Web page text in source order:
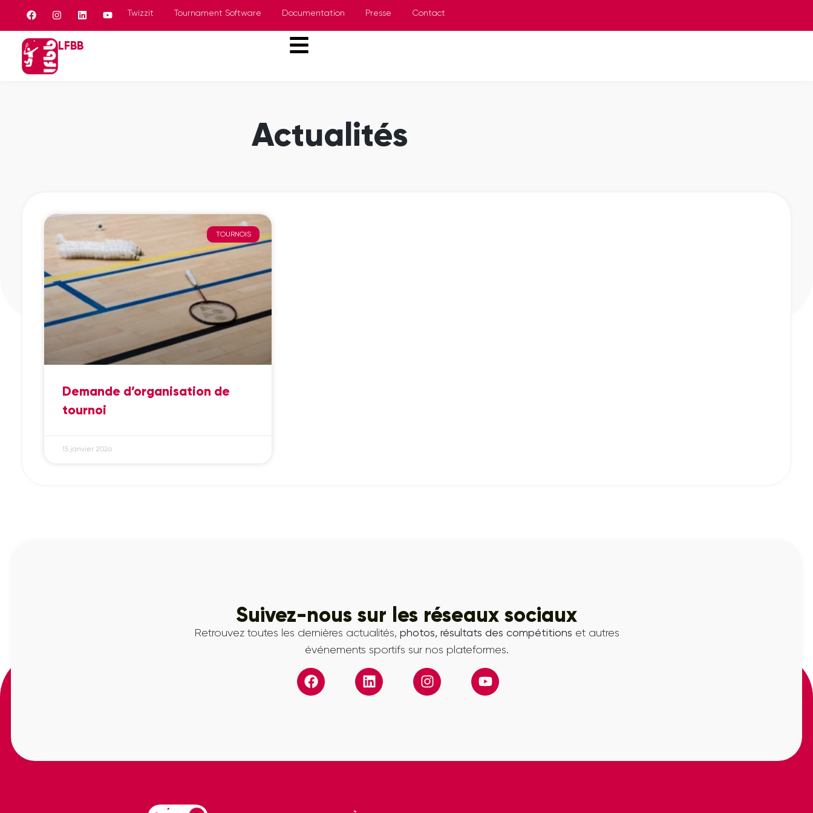
Panneau de gestion des cookies
Twizzit Tournament Software Documentation Presse Contact
LFBB
Actualités
TOURNOIS
Demande d’organisation de
tournoi
15 janvier 2026
Suivez-nous sur les réseaux sociaux
Retrouvez toutes les dernières actualités, photos, résultats des compétitions et autres
événements sportifs sur nos plateformes.